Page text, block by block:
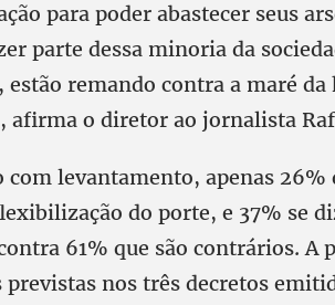
para poder abastecer seus
parte dessa minoria da
estão remando contra a maré
afirma o diretor ao jornalista
com levantamento, apenas
do porte, e 37% se
61% que são contrários. A
previstas nos três decretos